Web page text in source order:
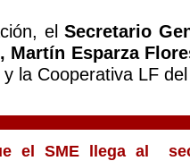
elSecretario
Martín Esparza
la Cooperativa LF
el SME llega al